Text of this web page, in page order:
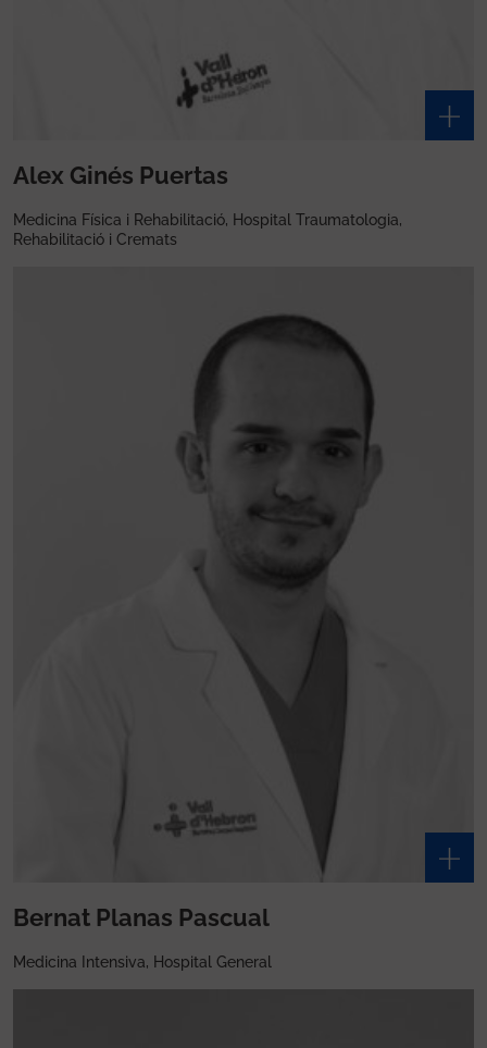
Alex Ginés Puertas
Medicina Física i Rehabilitació, Hospital Traumatologia,
Rehabilitació i Cremats
Bernat Planas Pascual
Medicina Intensiva, Hospital General